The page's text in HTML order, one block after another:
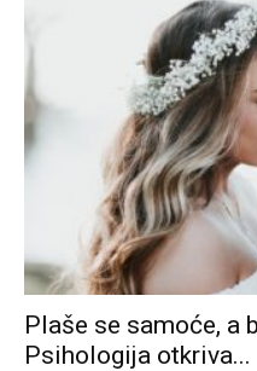
Plaše se samoće, a
Psihologija otkriva...